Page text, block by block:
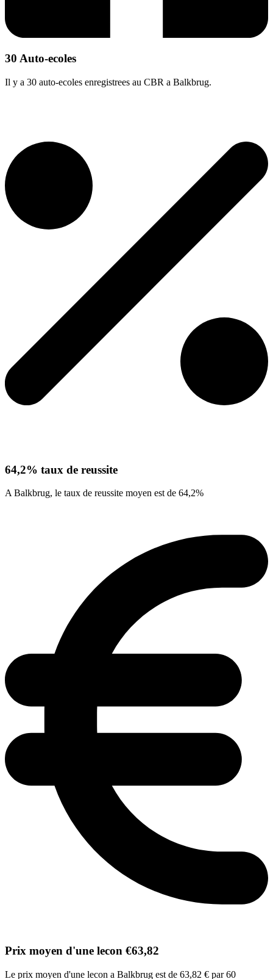
30 Auto-ecoles
Il y a 30 auto-ecoles enregistrees au CBR a Balkbrug.
64,2% taux de reussite
A Balkbrug, le taux de reussite moyen est de 64,2%
Prix moyen d'une lecon €63,82
Le prix moyen d'une lecon a Balkbrug est de 63,82 € par 60